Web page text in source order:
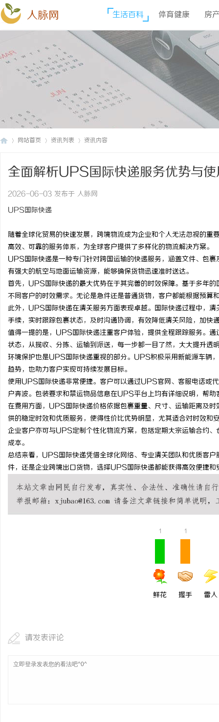
人脉网 生活百科 体育健康 房
网站首页 资讯列表 资讯内容
全面解析UPS国际快递服务优势与
2026-06-03 发布于 人脉网
UPS国际快递
随着全球化贸易的快速发展，跨境物流成为企业和个人无法忽视的
高效、可靠的服务体系，为全球客户提供了多样化的物流解决方案。
UPS国际快递是一种专门针对跨国运输的快递服务，涵盖文件、包
有强大的航空与地面运输资源，能够确保货物迅速准时送达。
首先，UPS国际快递的最大优势在于其完善的时效保障。基于多年
不同客户的时效需求。无论是急件还是普通货物，客户都能根据预算
此外，UPS国际快递在清关服务方面表现卓越。国际快递过程中，
手续，实时跟踪包裹状态，及时沟通协调，有效降低清关风险，加快
值得一提的是，UPS国际快递注重客户体验，提供全程跟踪服务。
状态，从揽收、分拣、运输到派送，每一步都一目了然，大大提升透
环境保护也是UPS国际快递重视的部分。UPS积极采用新能源车辆
趋势，也助力客户实现可持续发展目标。
使用UPS国际快递非常便捷。客户可以通过UPS官网、客服电话或
户奔波。包装要求和禁运物品信息在UPS平台上均有详细说明，帮助
在费用方面，UPS国际快递价格依据包裹重量、尺寸、运输距离及
供的稳定时效和优质服务，使得性价比优势明显，尤其适合对时效和
企业客户亦可与UPS定制个性化物流方案，包括定期大宗运输合约
成本。
总结来看，UPS国际快递凭借全球化网络、专业清关团队和优质客
件，还是企业跨境出口货物，选择UPS国际快递都能获得高效便捷和
1
鲜花
1
握手 雷人
请发表评论
武汉配眼镜 上海配眼镜